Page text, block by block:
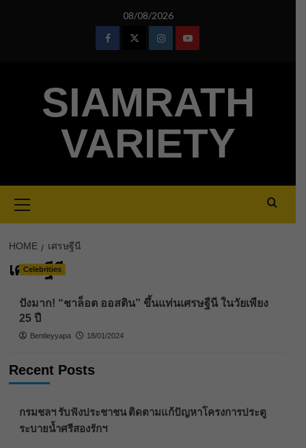
08/08/2026
FacebookTwitterInstagramYoutube
SIAMRATH
VARIETY
Menu
HOME เศรษฐีนี
เศรษฐีนี
Celebrities
ปังมาก! “ชาล็อต ออสติน” ขึ้นแท่นเศรษฐีนี ในวัยเพียง
25 ปี
Bentleyyapa 18/01/2024
Recent Posts
กรมชลฯ รับฟังประชาชน ติดตามแก้ปัญหาโครงการประตู
ระบายน้ำศรีสองรักฯ